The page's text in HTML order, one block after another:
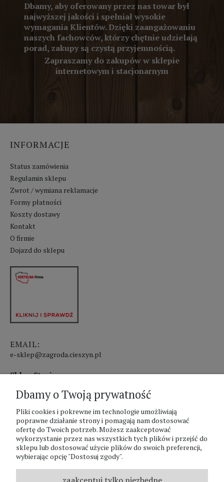
Dbamy, aby oferowany przez nas towar był
najwyższej jakości i spełniał wysokie
wymagania Klientów. Dzięki zaangażowaniu
naszych fachowców, którzy chętnie udzielają
porad, zakupy są czystą przyjemnością.
Zapraszamy do zakupów w sklepie
internetowym i stacjonarnym
INFORMACJE
Status zamówienia
Regulamin sklepu
Zwrot / wymiana reklamacje
Formy płatności
Koszty dostawy
Kontakt
O firmie
Dojazd do sklepu
EMAIL:
e-sklep@zagroda.cieszyn.pl
Sklep Stacjonarny czynny:
pon.-pt. 8:00 - 17:00
sobota 8:00 - 13:00
PHU Zagroda A.Szlaur
ZAGRODA Centrum Ogrodnicze
UL. Hallera 116A
Dbamy o Twoją prywatność
Pliki cookies i pokrewne im technologie umożliwiają
poprawne działanie strony i pomagają nam dostosować
ofertę do Twoich potrzeb. Możesz zaakceptować
wykorzystanie przez nas wszystkich tych plików i przejść do
sklepu lub dostosować użycie plików do swoich preferencji,
wybierając opcję "Dostosuj zgody".
zaakceptuj tylko niezbędne